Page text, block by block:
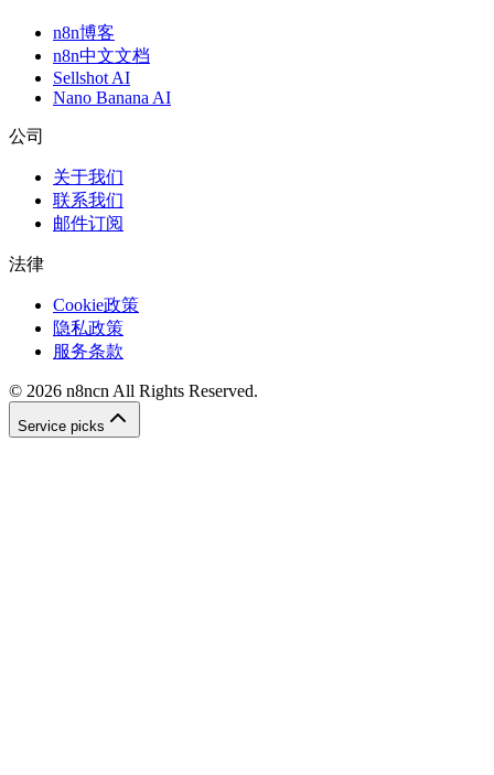
n8n博客
n8n中文文档
Sellshot AI
Nano Banana AI
公司
关于我们
联系我们
邮件订阅
法律
Cookie政策
隐私政策
服务条款
© 2026 n8ncn All Rights Reserved.
Service picks